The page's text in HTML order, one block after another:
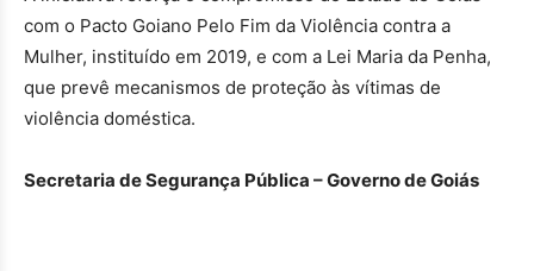
com o Pacto Goiano Pelo Fim da Violência contra a
Mulher, instituído em 2019, e com a Lei Maria da Penha,
que prevê mecanismos de proteção às vítimas de
violência doméstica.
Secretaria de Segurança Pública – Governo de Goiás